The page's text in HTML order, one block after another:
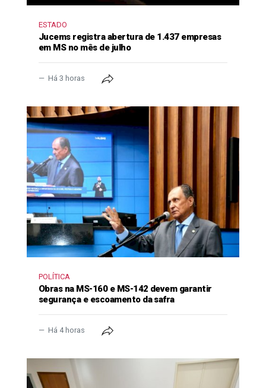
ESTADO
Jucems registra abertura de 1.437 empresas
em MS no mês de julho
Há 3 horas
POLÍTICA
Obras na MS-160 e MS-142 devem garantir
segurança e escoamento da safra
Há 4 horas